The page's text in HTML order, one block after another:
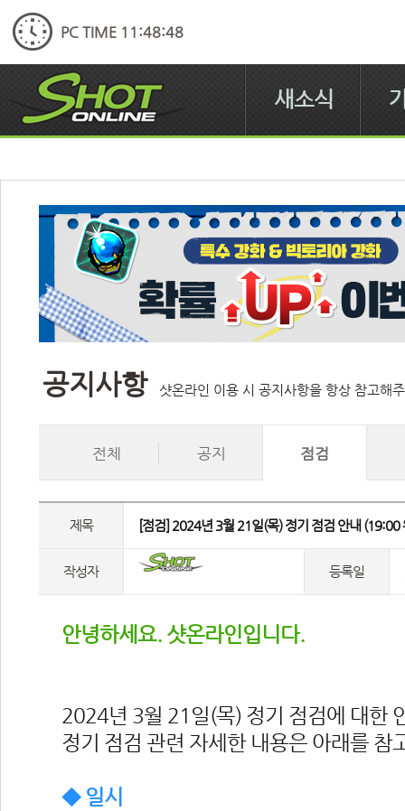
PC TIME 11:48:48
새소식
공지사항 샷온라인 이용 시 공지사항을 항상 참고해
전체 공지 점검
제목 [점검] 2024년 3월 21일(목) 정기 점검 안내 (19:00
작성자 등록일
안녕하세요. 샷온라인입니다.
2024년 3월 21일(목) 정기 점검에 대한
정기 점검 관련 자세한 내용은 아래를 참
◆ 일시